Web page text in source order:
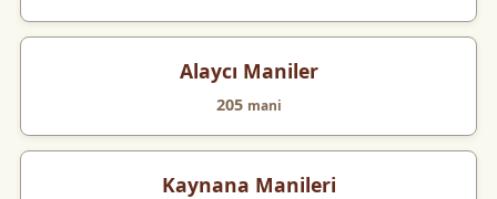
Alaycı Maniler
205 mani
Kaynana Manileri